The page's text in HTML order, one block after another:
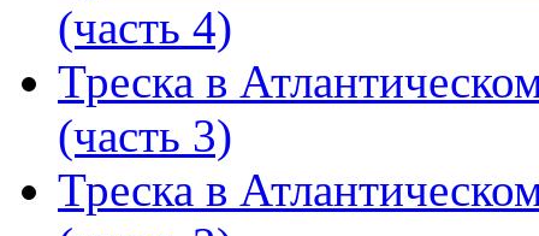
(часть 4)
Треска в
(часть 3)
Треска в